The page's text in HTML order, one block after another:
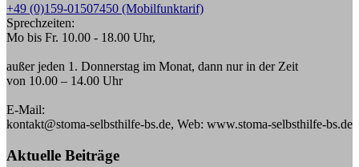
+49 (0)159-01507450 (Mobilfunktarif)
Sprechzeiten:
Mo bis Fr. 10.00 - 18.00 Uhr,
außer jeden 1. Donnerstag im Monat, dann nur in der Zeit
von 10.00 – 14.00 Uhr
E-Mail:
kontakt@stoma-selbsthilfe-bs.de, Web: www.stoma-selbsthilfe-bs.de
Aktuelle Beiträge